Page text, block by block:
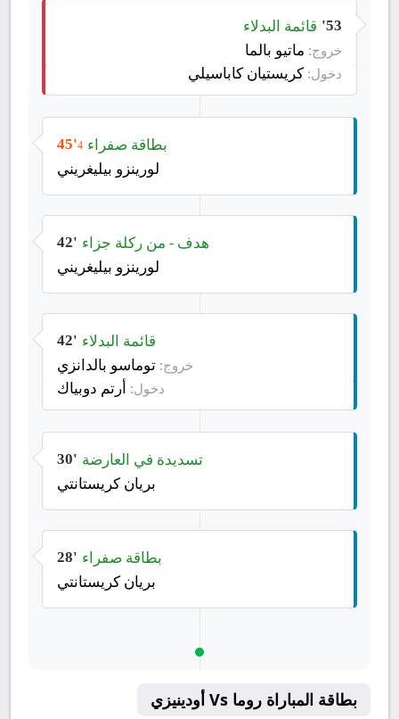
53' قائمة البدلاء
خروج: ماتيو بالما
دخول: كريستيان كاباسيلي
45'4 بطاقة صفراء
لورينزو بيليغريني
42' هدف - من ركلة جزاء
لورينزو بيليغريني
42' قائمة البدلاء
خروج: توماسو بالدانزي
دخول: أرتم دوبياك
30' تسديدة في العارضة
بريان كريستانتي
28' بطاقة صفراء
بريان كريستانتي
بطاقة المباراة روما Vs أودينيزي